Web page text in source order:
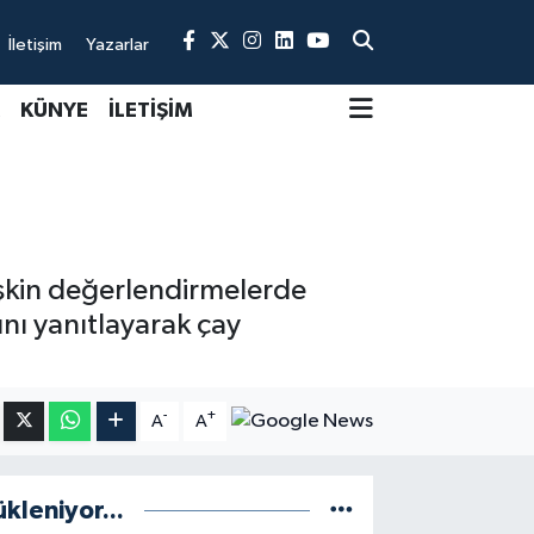
İletişim Yazarlar
KÜNYE İLETİŞİM
değerlendirmelerde
yanıtlayarak çay
A- A+